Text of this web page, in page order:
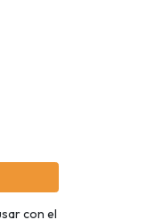
con el